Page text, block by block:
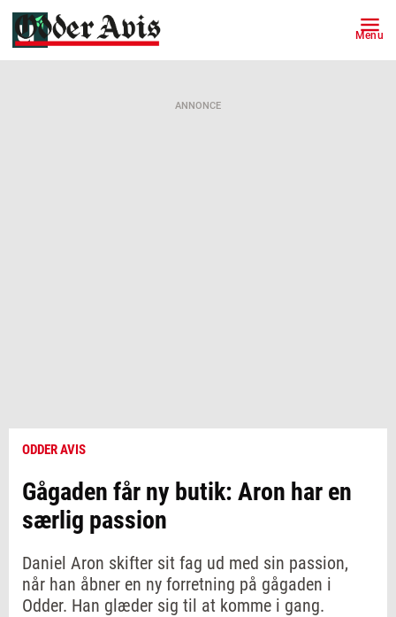
Menu
ANNONCE
ODDER AVIS
Gågaden får ny butik: Aron har en
særlig passion
Daniel Aron skifter sit fag ud med sin passion,
når han åbner en ny forretning på gågaden i
Odder. Han glæder sig til at komme i gang.